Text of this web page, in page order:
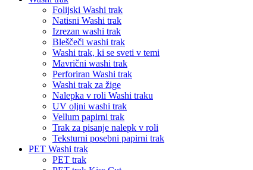
Folijski Washi trak
Natisni Washi trak
Izrezan washi trak
Bleščeči washi trak
Washi trak, ki se sveti v temi
Mavrični washi trak
Perforiran Washi trak
Washi trak za žige
Nalepka v roli Washi traku
UV oljni washi trak
Vellum papirni trak
Trak za pisanje nalepk v roli
Teksturni posebni papirni trak
PET Washi trak
PET trak